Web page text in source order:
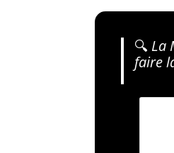
🔍 La
faire